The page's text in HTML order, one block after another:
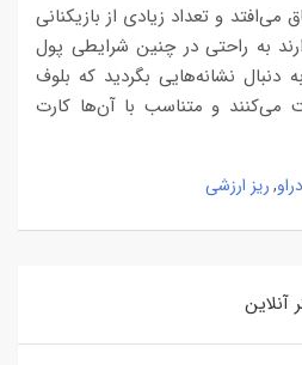
می‌افتد و تعداد زیادی از بازیکنانی
به راحتی در چنین شرایطی پول
نشانه‌هایی بگردید که بلوف
می‌کنند و متناسب با آن‌ها کارت
دراو, ریز ارزشی